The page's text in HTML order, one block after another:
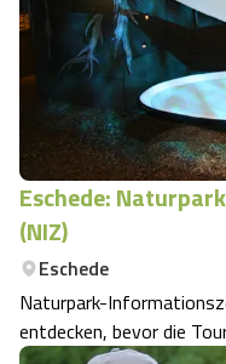
Eschede:
(NIZ)
Eschede
Naturpark-
entdecken, bevor die